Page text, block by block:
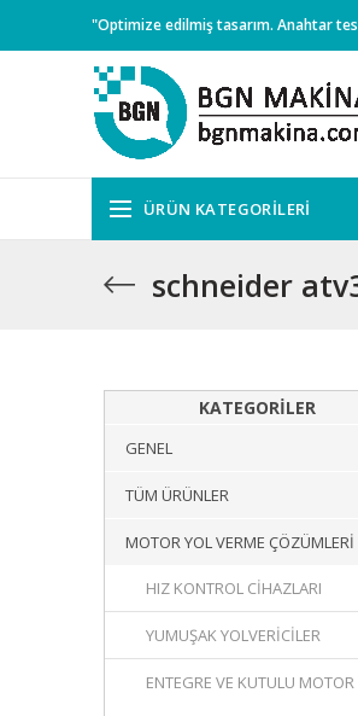
"Optimize edilmiş tasarım. Anahtar
ÜRÜN KATEGORILERI
schneider
KATEGORILER
GENEL
TÜM ÜRÜNLER
MOTOR YOL VERME ÇÖZÜMLERI
HIZ KONTROL CIHAZLARI
YUMUŞAK YOLVERICILER
ENTEGRE VE KUTULU MOTOR